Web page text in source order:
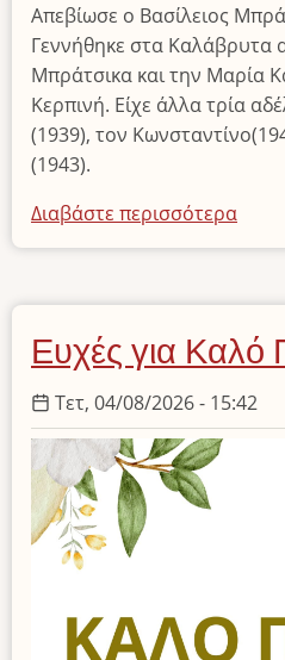
Απεβίωσε ο Βασίλειος
Γεννήθηκε στα Καλάβρυτα
Μπράτσικα και την Μαρία
Κερπινή. Είχε άλλα τρία
(1939), τον
(1943).
Διαβάστε περισσότερα
το
ο
(1937-
2026)
Ευχές για Καλό
Τετ, 04/08/2026 - 15:42